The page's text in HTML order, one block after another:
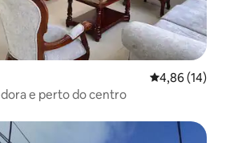
4,86 de uma
4,86 (14)
e perto do centro